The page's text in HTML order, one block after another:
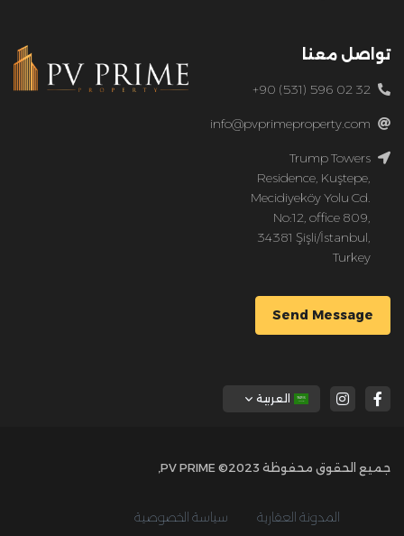
تواصل معنا
+90 (531) 596 02 32
info@pvprimeproperty.com
Trump Towers
Residence, Kuştepe,
Mecidiyeköy Yolu Cd.
No:12, office 809,
34381 Şişli/İstanbul,
Turkey
Send Message
العربية
جميع الحقوق محفوظة 2023© PV PRIME,
المدونة العقارية سياسة الخصوصية